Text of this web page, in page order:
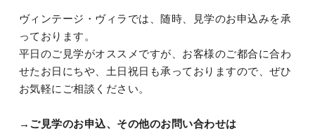
ヴィンテージ・ヴィラでは、随時、見学のお申込みを承
っております。
平日のご見学がオススメですが、お客様のご都合に合わ
せたお日にちや、土日祝日も承っておりますので、ぜひ
お気軽にご相談ください。
→ご見学のお申込、その他のお問い合わせは